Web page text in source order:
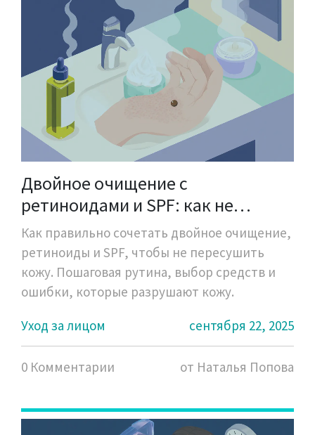
Двойное очищение с
ретиноидами и SPF: как не
пересушить кожу лица
Как правильно сочетать двойное очищение,
ретиноиды и SPF, чтобы не пересушить
кожу. Пошаговая рутина, выбор средств и
ошибки, которые разрушают кожу.
Уход за лицом
сентября 22, 2025
0 Комментарии от Наталья Попова